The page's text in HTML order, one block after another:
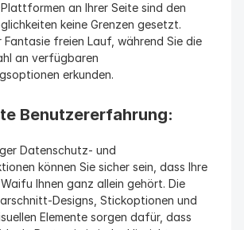
an Ihrer Seite sind den
keine Grenzen gesetzt.
Fantasie freien Lauf, während Sie die
an verfügbaren
erkunden.
Benutzererfahrung:
Datenschutz- und
können Sie sicher sein, dass Ihre
Ihnen ganz allein gehört. Die
Designs, Stickoptionen und
Elemente sorgen dafür, dass